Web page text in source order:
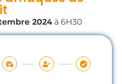
2024 à 6H30